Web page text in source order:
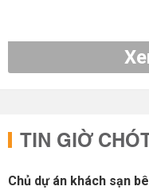
TIN GIỜ
Chủ dự án khách sạn